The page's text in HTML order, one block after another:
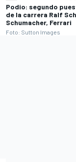
Podio: segundo
de la carrera Ralf
Schumacher, Ferrari
Foto: Sutton Images